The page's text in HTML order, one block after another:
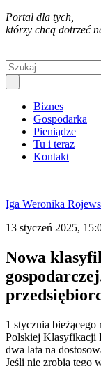
Portal dla tych,
którzy chcą dotrzeć
Biznes
Gospodarka
Pieniądze
Tu i teraz
Kontakt
Iga Weronika
13 styczeń 2025,
Nowa
1 stycznia
Polskiej Klasyfikacji
dwa lata na
Jeśli nie zrobią tego